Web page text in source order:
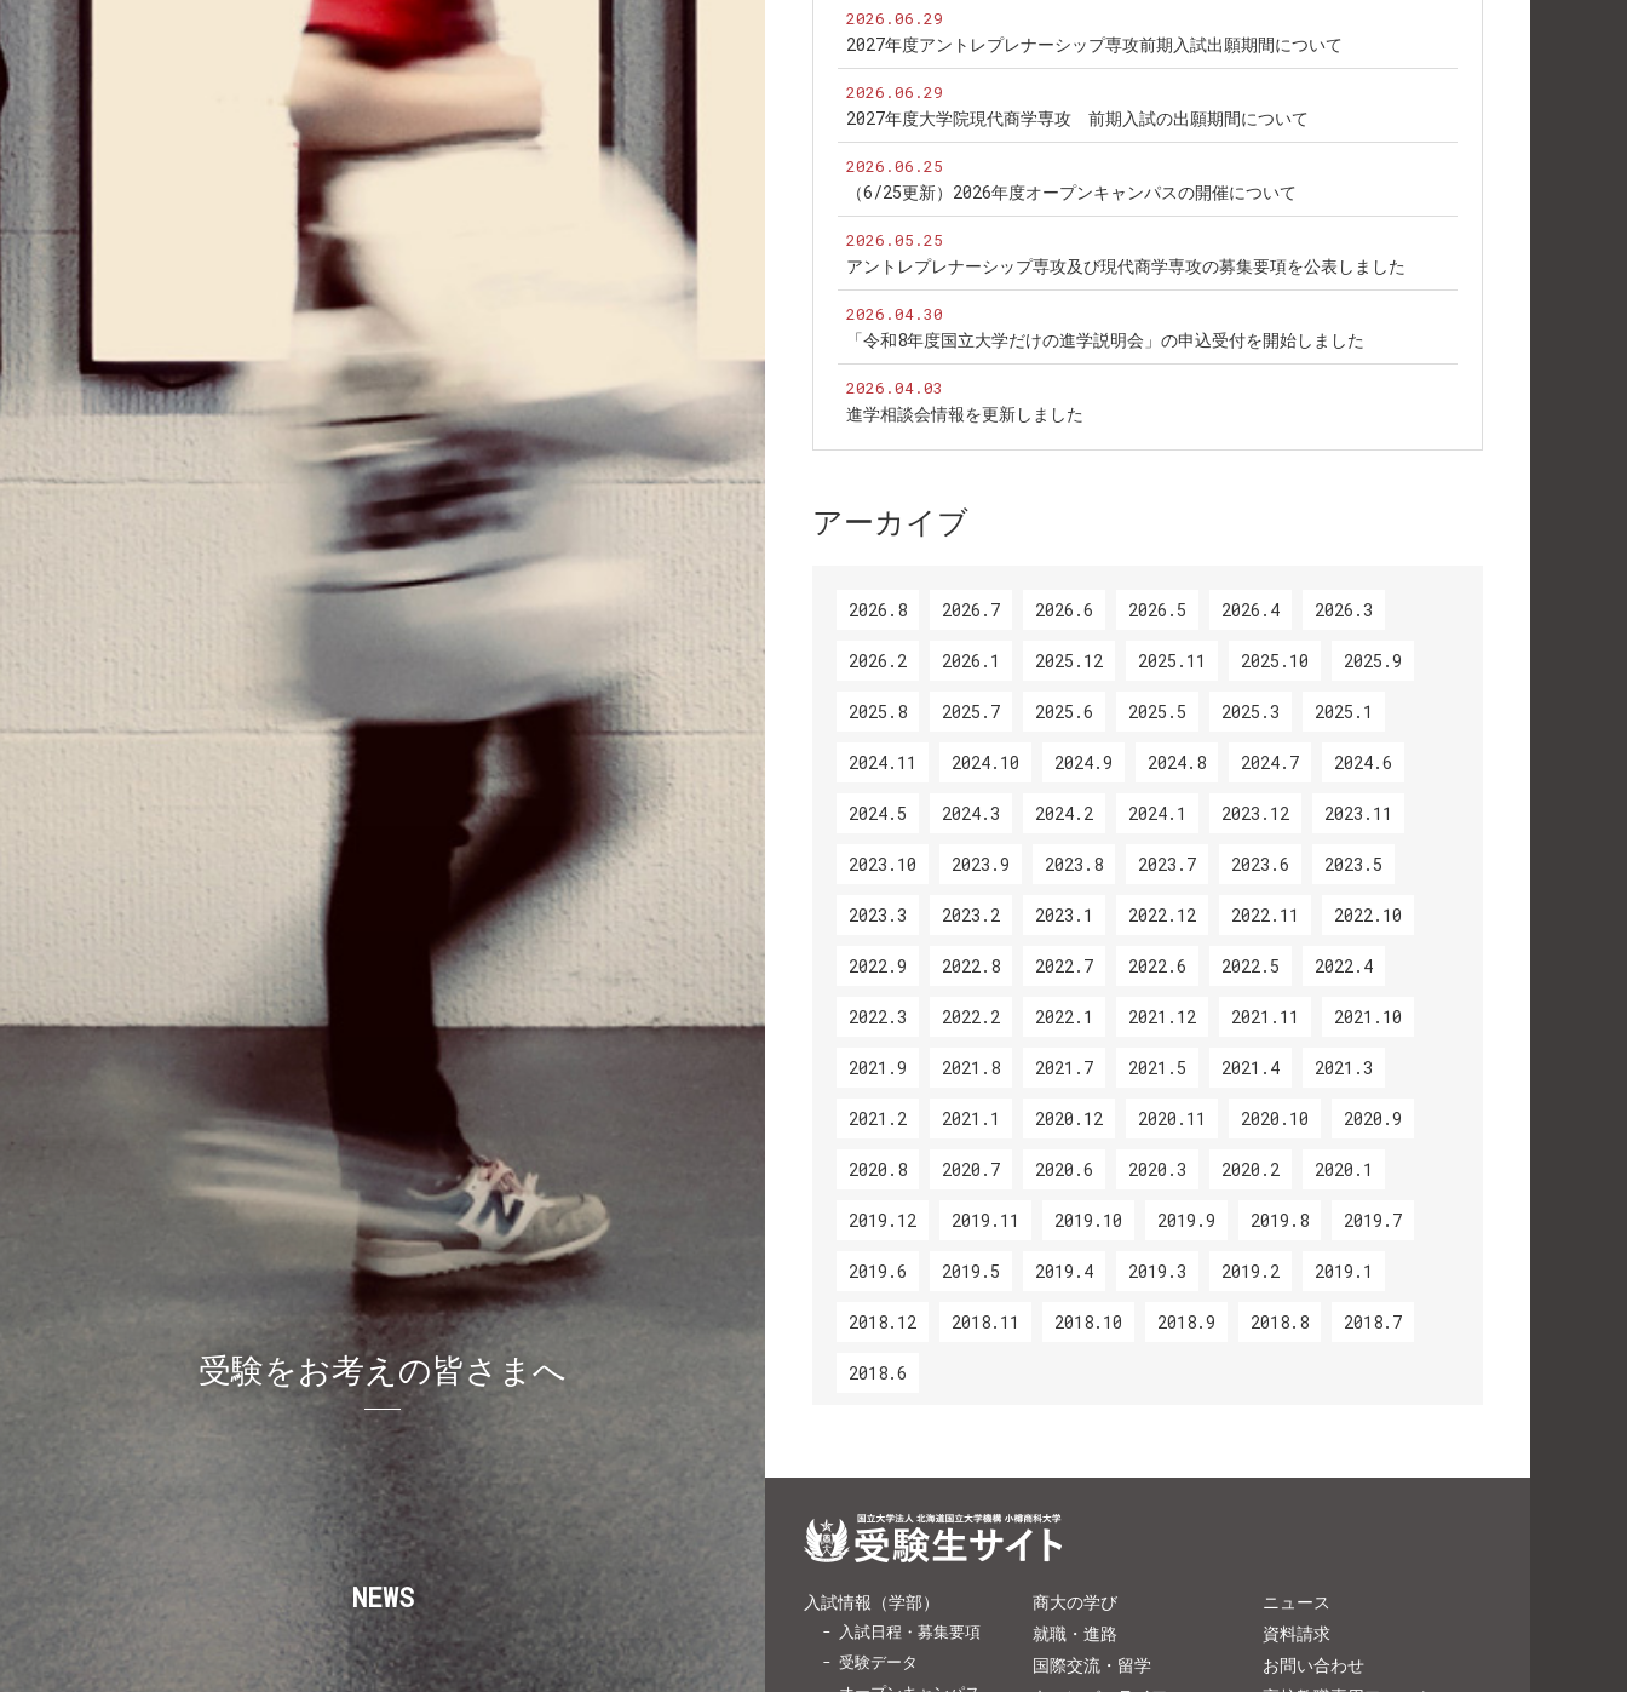
受験をお考えの皆さまへ
NEWS
2026.06.29
2027年度アントレプレナーシップ専攻前期入試出願期間について
2026.06.29
2027年度大学院現代商学専攻 前期入試の出願期間について
2026.06.25
（6/25更新）2026年度オープンキャンパスの開催について
2026.05.25
アントレプレナーシップ専攻及び現代商学専攻の募集要項を公表しました
2026.04.30
「令和8年度国立大学だけの進学説明会」の申込受付を開始しました
2026.04.03
進学相談会情報を更新しました
アーカイブ
2026.8 2026.7 2026.6 2026.5 2026.4 2026.3
2026.2 2026.1 2025.12 2025.11 2025.10 2025.9
2025.8 2025.7 2025.6 2025.5 2025.3 2025.1
2024.11 2024.10 2024.9 2024.8 2024.7 2024.6
2024.5 2024.3 2024.2 2024.1 2023.12 2023.11
2023.10 2023.9 2023.8 2023.7 2023.6 2023.5
2023.3 2023.2 2023.1 2022.12 2022.11 2022.10
2022.9 2022.8 2022.7 2022.6 2022.5 2022.4
2022.3 2022.2 2022.1 2021.12 2021.11 2021.10
2021.9 2021.8 2021.7 2021.5 2021.4 2021.3
2021.2 2021.1 2020.12 2020.11 2020.10 2020.9
2020.8 2020.7 2020.6 2020.3 2020.2 2020.1
2019.12 2019.11 2019.10 2019.9 2019.8 2019.7
2019.6 2019.5 2019.4 2019.3 2019.2 2019.1
2018.12 2018.11 2018.10 2018.9 2018.8 2018.7
2018.6
入試情報（学部）
入試日程・募集要項
受験データ
商大の学び
就職・進路
国際交流・留学
ニュース
資料請求
お問い合わせ